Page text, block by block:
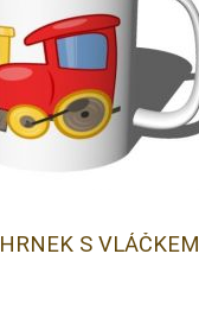
HRNEK S VLÁČKEM